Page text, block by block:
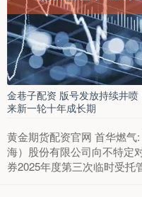
金巷子配资 版号发放持续井
来新一轮十年成长期
黄金期货配资官网 首华燃气
海）股份有限公司向不特定
券2025年度第三次临时受托